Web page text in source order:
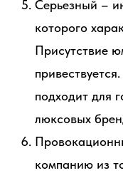
Серьезный –
которого
Присутствие
подходит для
люксовых
компанию из